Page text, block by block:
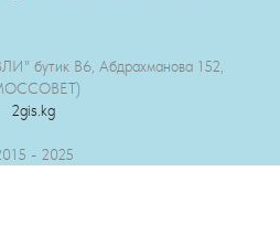
бутик B6, Абдрахманова 152,
2gis.kg
- 2025